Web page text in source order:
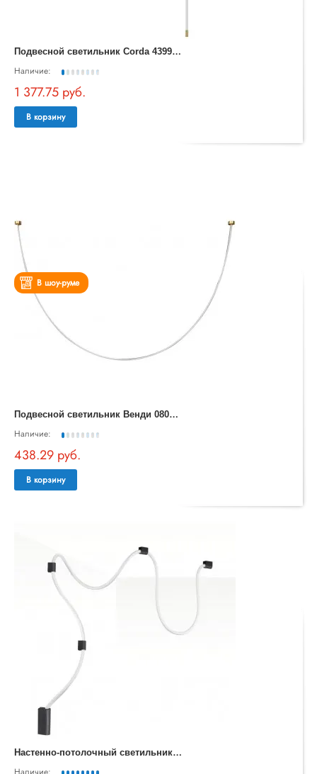
П
одвесной светильник Corda 4399/40CL
Наличие:
1 377.75 руб.
В корзину
В шоу-руме
П
одвесной светильник Венди 08031-300,20
Наличие:
438.29 руб.
В корзину
Н
астенно-потолочный светильник Corda 4391/30CL